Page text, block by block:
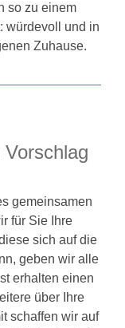
so zu einem
würdevoll und in
Zuhause.
gemeinsamen
für Sie Ihre
sich auf die
geben wir alle
erhalten einen
über Ihre
schaffen wir auf